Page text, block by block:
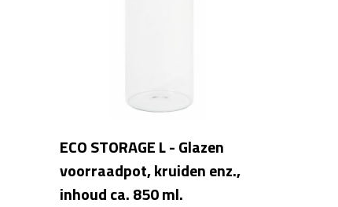
ECO STORAGE L - Glazen
voorraadpot, kruiden enz.,
inhoud ca. 850 ml.